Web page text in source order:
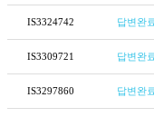
IS3324742 답변완료
IS3309721 답변완료
IS3297860 답변완료